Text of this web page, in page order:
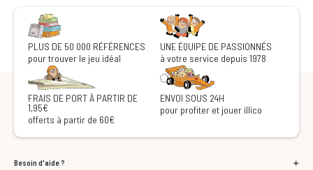
PLUS DE 50 000 RÉFÉRENCES
pour trouver le jeu idéal
UNE ÉQUIPE DE PASSIONNÉS
à votre service depuis 1978
FRAIS DE PORT À PARTIR DE
1,95€
offerts à partir de 60€
ENVOI SOUS 24H
pour profiter et jouer illico
Besoin d'aide ?